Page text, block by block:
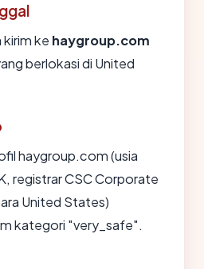
kirim ke haygroup.com
berlokasi di United
haygroup.com (usia
registrar CSC Corporate
United States)
kategori "very_safe".